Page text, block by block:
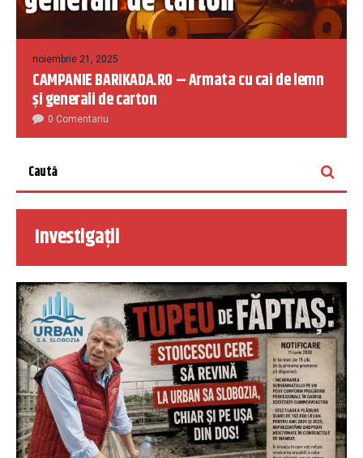
noiembrie 21, 2025
CAMPANIE BARIKADA.RO – Armata cu cai de lemn
și generali de carton
0 Comentariu
Investigații